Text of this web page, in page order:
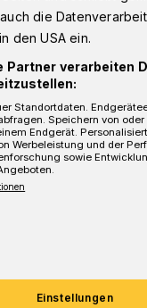
Stunden lang ein
Beamten ins
die
den USA ein.
Partner verarbeiten
Standortdaten.
Speichern von
Endgerät.
Werbeleistung und der
sowie
Einstellungen